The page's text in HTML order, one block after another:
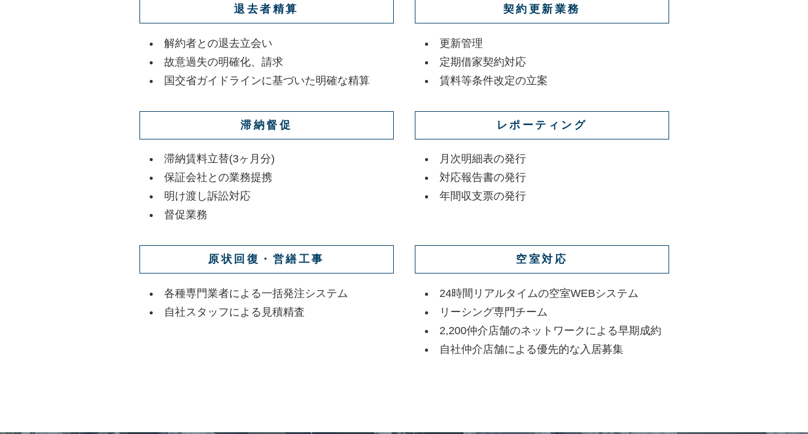
退去者精算
解約者との退去立会い
故意過失の明確化、請求
国交省ガイドラインに基づいた明確な精算
契約更新業務
更新管理
定期借家契約対応
賃料等条件改定の立案
滞納督促
滞納賃料立替(3ヶ月分)
保証会社との業務提携
明け渡し訴訟対応
督促業務
レポーティング
月次明細表の発行
対応報告書の発行
年間収支票の発行
原状回復・営繕工事
各種専門業者による一括発注システム
自社スタッフによる見積精査
空室対応
24時間リアルタイムの空室WEBシステム
リーシング専門チーム
2,200仲介店舗のネットワークによる早期成約
自社仲介店舗による優先的な入居募集